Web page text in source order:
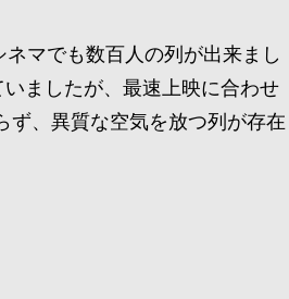
マでも数百人の列が出来まし
ましたが、最速上映に合わせ
ず、異質な空気を放つ列が存在